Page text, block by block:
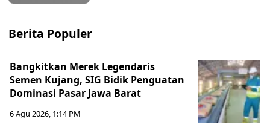
Berita Populer
Bangkitkan Merek Legendaris
Semen Kujang, SIG Bidik Penguatan
Dominasi Pasar Jawa Barat
6 Agu 2026, 1:14 PM